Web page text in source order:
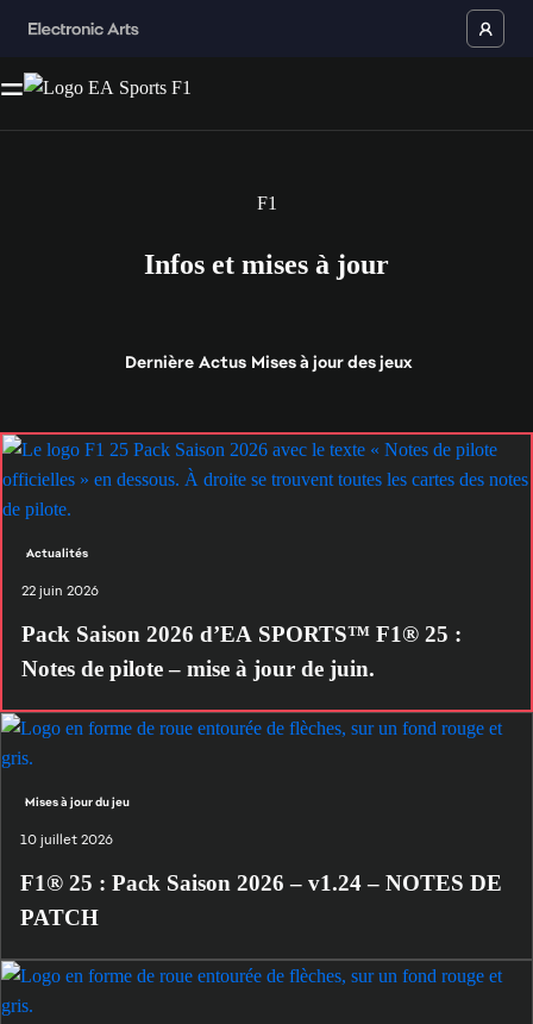
F1
Infos et mises à jour
Dernière Actus Mises à jour des jeux
Actualités
22 juin 2026
Pack Saison 2026 d’EA SPORTS™ F1® 25 :
Notes de pilote – mise à jour de juin.
Mises à jour du jeu
10 juillet 2026
F1® 25 : Pack Saison 2026 – v1.24 – NOTES DE
PATCH